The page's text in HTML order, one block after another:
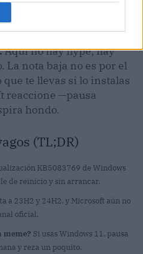
Aquí no hay hype, hay
nota baja no es por el
que te llevas si lo instalas
reaccione —pausa
hondo.
(TL;DR)
KB5083769 de Windows
de reinicio y sin arrancar.
a 23H2 y 24H2, y Microsoft aún no
oficial.
meme? Si usas Windows 11, pausa
y reza un poquito.